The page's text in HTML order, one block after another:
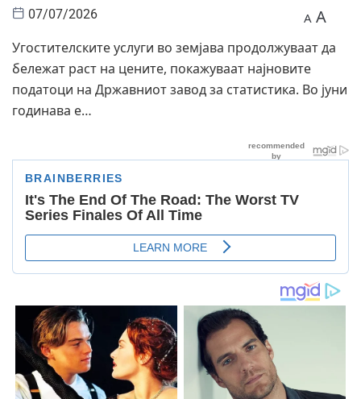
07/07/2026 A A
Угостителските услуги во земјава продолжуваат да
бележат раст на цените, покажуваат најновите
податоци на Државниот завод за статистика. Во јуни
годинава е…